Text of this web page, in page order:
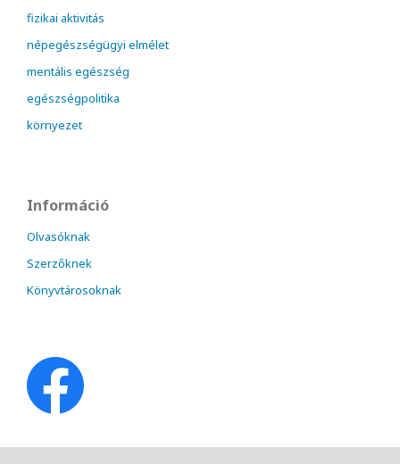
fizikai aktivitás
népegészségügyi elmélet
mentális egészség
egészségpolitika
környezet
Információ
Olvasóknak
Szerzőknek
Könyvtárosoknak